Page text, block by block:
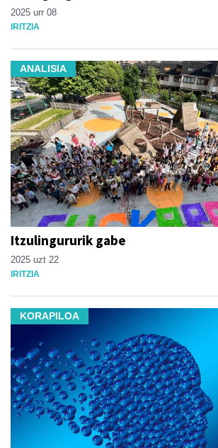
2025 urr 08
IRITZIA
ANALISIA
Itzulingururik gabe
2025 uzt 22
IRITZIA
KORAPILOA